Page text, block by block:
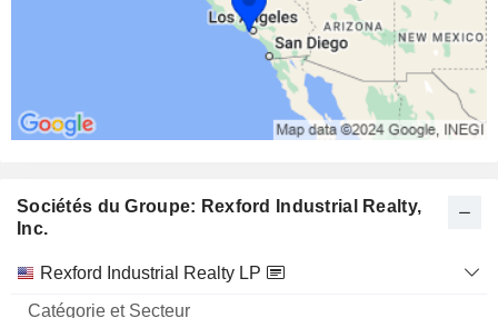
Sociétés du Groupe: Rexford Industrial Realty,
Inc.
Catégorie
Rexford Industrial Realty LP